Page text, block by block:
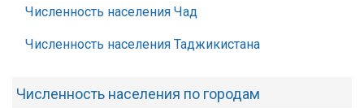
Численность населения Чад
Численность населения Таджикистана
Численность населения по городам